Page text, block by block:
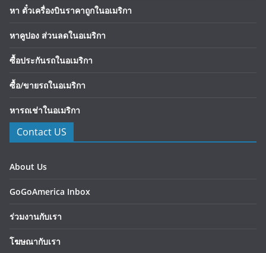
หา ตั๋วเครื่องบินราคาถูกในอเมริกา
หาคูปอง ส่วนลดในอเมริกา
ซื้อประกันรถในอเมริกา
ซื้อ/ขายรถในอเมริกา
หารถเช่าในอเมริกา
Contact US
About Us
GoGoAmerica Inbox
ร่วมงานกับเรา
โฆษณากับเรา